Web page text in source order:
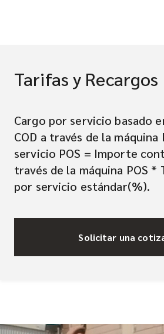
Tarifas y Recargos
Cargo por servicio basado
COD a través de la máquina
servicio POS = Importe
través de la máquina POS *
por servicio estándar(%).
Solicitar una